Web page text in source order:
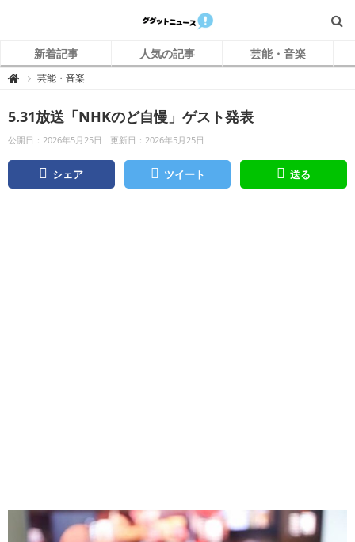
新着記事 人気の記事 芸能・音楽
 グ
ニ
ュ
ー
ス
芸能・音楽
5.31放送「NHKのど自慢」ゲスト発表
公開日：2026年5月25日 更新日：2026年5月25日
シェア ツイート 送る